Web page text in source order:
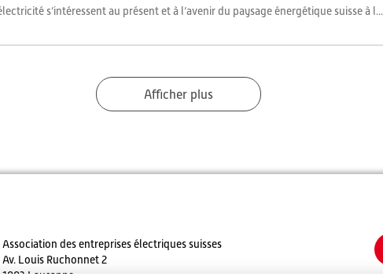
s’intéressent au présent et à l’avenir du paysage énergétique suisse à l...
Afficher plus
Association des entreprises électriques suisses
Av. Louis Ruchonnet 2
1003 Lausanne